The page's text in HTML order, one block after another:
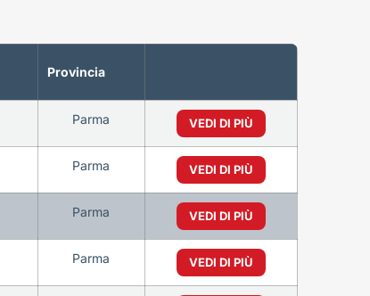
Provincia
Parma VEDI DI PIÙ
Parma VEDI DI PIÙ
Parma VEDI DI PIÙ
Parma VEDI DI PIÙ